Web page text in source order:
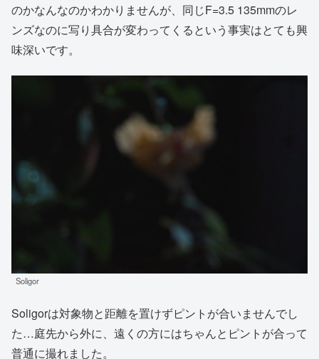
のかなんなのかわかりませんが、同じF=3.5 135mmのレ
ンズなのに写り具合が変わってくるという事実はとても興
味深いです。
Soligor
Soligorは対象物と距離を置けずピントが合いませんでし
た…庭先から外に、遠くの方にはちゃんとピントが合って
普通に撮れました。